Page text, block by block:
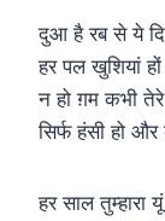
दुआ है रब से ये
हर पल खुशियां हों
न हो ग़म कभी
सिर्फ हंसी हो और
हर साल तुम्हारा